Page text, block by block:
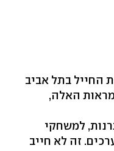
החייל בתל אביב
האלה,
למשחקי
זה לא חייב